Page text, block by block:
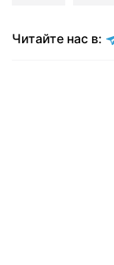
Читайте нас в: